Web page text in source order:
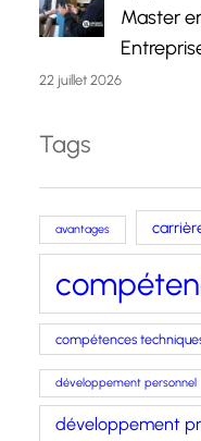
Master
22 juillet 2026
Tags
avantages
compétences
développement personnel
développement